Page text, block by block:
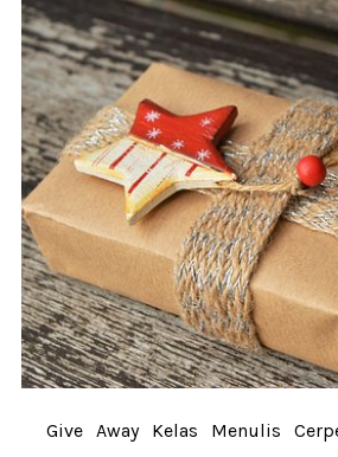
Give Away Kelas Menulis